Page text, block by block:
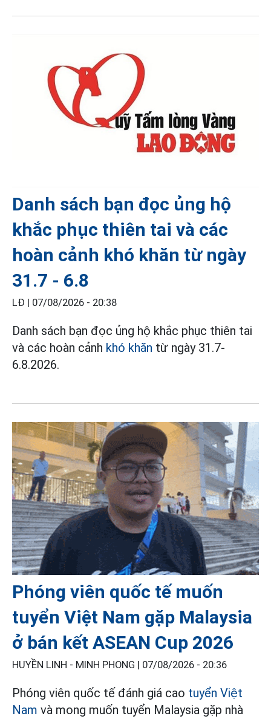
Danh sách bạn đọc ủng hộ
khắc phục thiên tai và các
hoàn cảnh khó khăn từ ngày
31.7 - 6.8
LĐ | 07/08/2026 - 20:38
Danh sách bạn đọc ủng hộ khắc phục thiên tai
và các hoàn cảnh khó khăn từ ngày 31.7-
6.8.2026.
Phóng viên quốc tế muốn
tuyển Việt Nam gặp Malaysia
ở bán kết ASEAN Cup 2026
HUYỀN LINH - MINH PHONG | 07/08/2026 - 20:36
Phóng viên quốc tế đánh giá cao tuyển Việt
Nam và mong muốn tuyển Malaysia gặp nhà